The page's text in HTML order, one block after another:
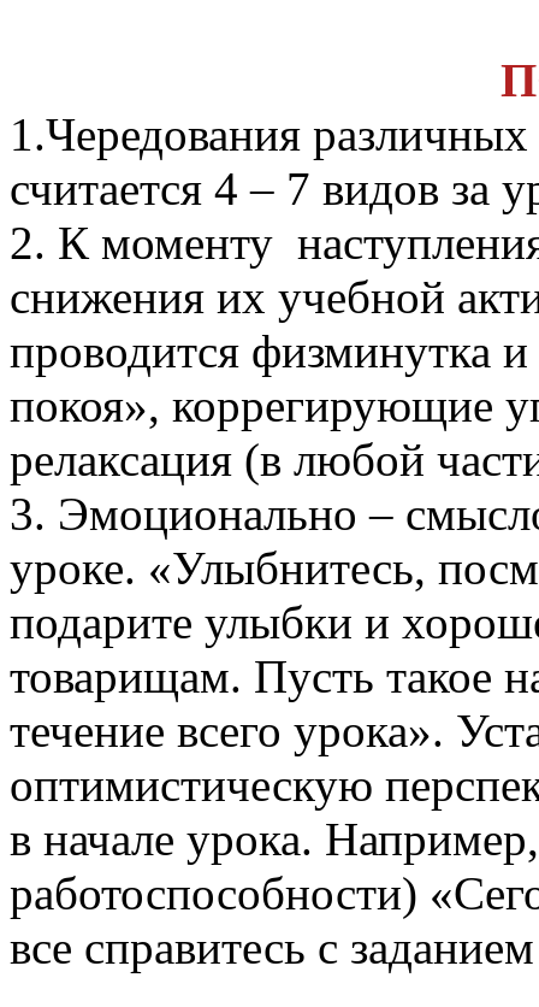
1.Чередования
считается 4 – 7 видов за
2. К моменту
снижения их учебной
проводится физминутка
покоя», коррегирующие
релаксация (в любой
3. Эмоционально –
уроке. «Улыбнитесь,
подарите улыбки и
товарищам. Пусть такое
течение всего урока».
оптимистическую
в начале урока.
работоспособности)
все справитесь с